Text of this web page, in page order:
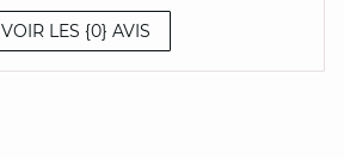
VOIR LES {0} AVIS